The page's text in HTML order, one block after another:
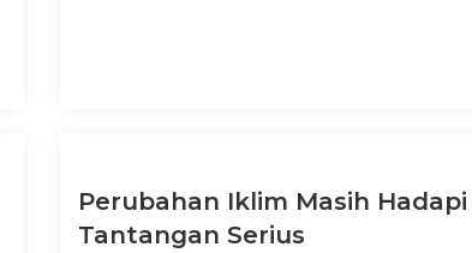
Perubahan Iklim Masih Hadapi
Tantangan Serius